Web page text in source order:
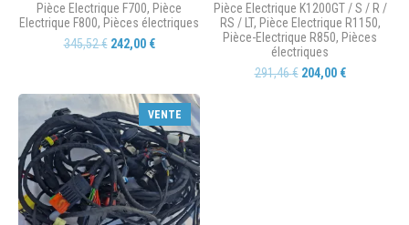
Pièce Electrique F700, Pièce
Electrique F800, Pièces électriques
345,52€ 242,00 €
Pièce Electrique K1200GT / S / R /
RS / LT, Pièce Electrique R1150,
Pièce-Electrique R850, Pièces
électriques
291,46€ 204,00 €
VENTE